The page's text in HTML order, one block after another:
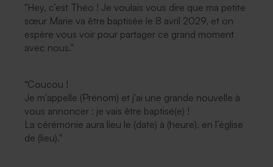
"Hey, c’est Théo ! Je voulais vous dire que ma petite
sœur Marie va être baptisée le 8 avril 2029, et on
espère vous voir pour partager ce grand moment
avec nous."
“Coucou !
Je m'appelle (Prénom) et j'ai une grande nouvelle à
vous annoncer : je vais être baptisé(e) !
La cérémonie aura lieu le (date) à (heure), en l’église
de (lieu)."